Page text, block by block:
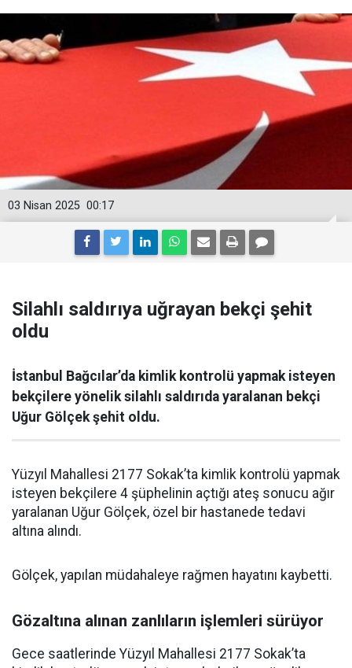
00:17
03 Nisan 2025
Silahlı saldırıya uğrayan bekçi şehit
oldu
İstanbul Bağcılar’da kimlik kontrolü yapmak isteyen
bekçilere yönelik silahlı saldırıda yaralanan bekçi
Uğur Gölçek şehit oldu.
Yüzyıl Mahallesi 2177 Sokak’ta kimlik kontrolü yapmak
isteyen bekçilere 4 şüphelinin açtığı ateş sonucu ağır
yaralanan Uğur Gölçek, özel bir hastanede tedavi
altına alındı.
Gölçek, yapılan müdahaleye rağmen hayatını kaybetti.
Gözaltına alınan zanlıların işlemleri sürüyor
Gece saatlerinde Yüzyıl Mahallesi 2177 Sokak’ta